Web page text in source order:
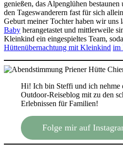
genießen, das Alpenglühen
den Tageswanderern fast für sich
Geburt meiner Tochter haben wir uns
Baby herangetastet und mittlerweile
Kleinkind ein eingespieltes Team,
Hüttenübernachtung mit Kleinkind im
Hi! Ich bin Steffi und ich nehme
Outdoor-Reiseblog mit zu den
Erlebnissen für Familien!
Folge mir auf